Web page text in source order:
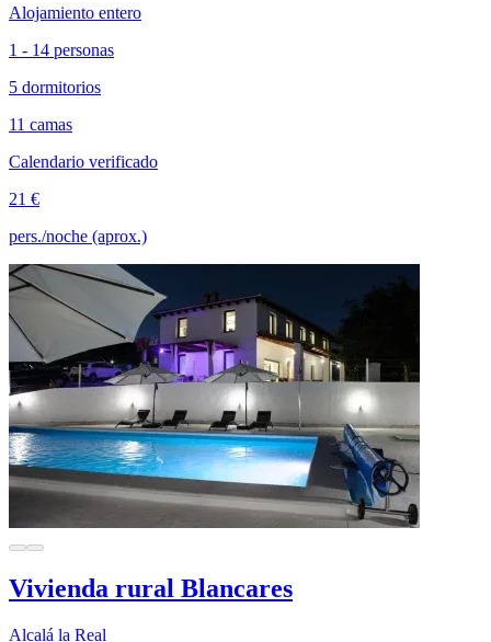
Alojamiento entero
1 - 14 personas
5 dormitorios
11 camas
Calendario verificado
21 €
pers./noche (aprox.)
Vivienda rural Blancares
Alcalá la Real